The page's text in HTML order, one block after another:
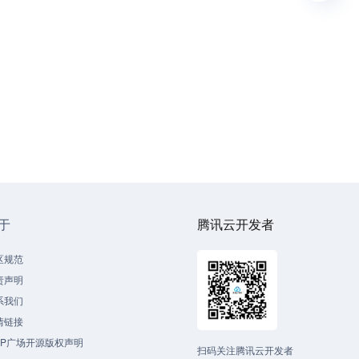
规范
声明
我们
链接
广场开源版权声明
腾讯云开发者
扫码关注腾讯云开发者